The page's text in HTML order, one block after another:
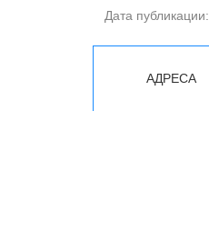
Дата публикации:
АДРЕСА